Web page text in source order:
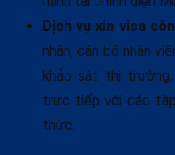
Dịch vụ xin visa
nhân, cán bộ nhân
khảo sát thị
trực tiếp với các
thức.